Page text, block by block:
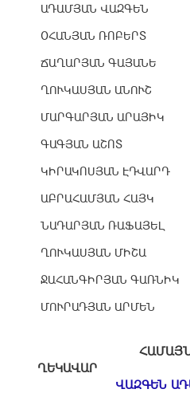
ԱԴԱՄՅԱՆ ՎԱԶԳԵՆ
ՕՀԱՆՅԱՆ ՌՈԲԵՐՏ
ՃԱՂԱՐՅԱՆ ԳԱՅԱՆԵ
ՂՈՒԿԱՍՅԱՆ ԱՆՈՒՇ
ՄԱՐԳԱՐՅԱՆ ԱՐԱՅԻԿ
ԳԱԳՅԱՆ ԱՇՈՏ
ԿԻՐԱԿՈՍՅԱՆ ԷԴՎԱՐԴ
ԱԲՐԱՀԱՄՅԱՆ ՀԱՅԿ
ՆԱԴԱՐՅԱՆ ՌԱՖԱՅԵԼ
ՂՈՒԿԱՍՅԱՆ ՄԻՇԱ
ՋԱՀԱՆԳԻՐՅԱՆ ԳԱՌՆԻԿ
ՄՈՒՐԱԴՅԱՆ ԱՐՄԵՆ
ՎԱԶԳԵՆ